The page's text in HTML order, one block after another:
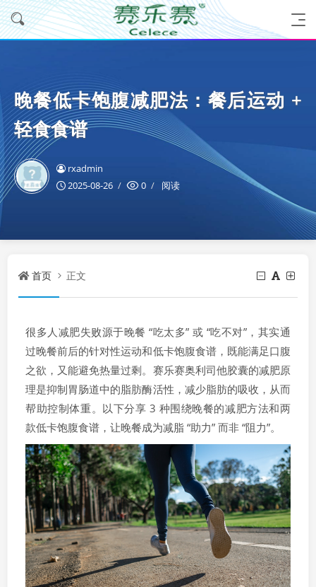
晚餐低卡饱腹减肥法：餐后运动 +
轻食食谱
rxadmin
2025-08-26
0 阅读
首页 正文
很多人减肥失败源于晚餐 “吃太多” 或 “吃不对”，其实通
过晚餐前后的针对性运动和低卡饱腹食谱，既能满足口腹
之欲，又能避免热量过剩。赛乐赛奥利司他胶囊的减肥原
理是抑制胃肠道中的脂肪酶活性，减少脂肪的吸收，从而
帮助控制体重。以下分享 3 种围绕晚餐的减肥方法和两
款低卡饱腹食谱，让晚餐成为减脂 “助力” 而非 “阻力”。